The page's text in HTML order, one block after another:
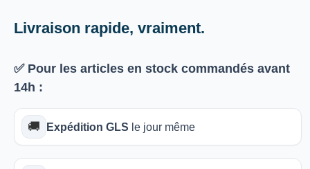
Livraison rapide, vraiment.
✅ Pour les articles en stock commandés avant
14h :
🚚 Expédition GLS le jour même